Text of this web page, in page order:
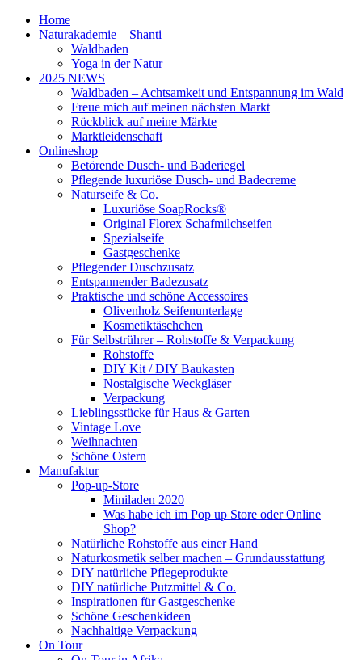
Home
Naturakademie – Shanti
Waldbaden
Yoga in der Natur
2025 NEWS
Waldbaden – Achtsamkeit und Entspannung im Wald
Freue mich auf meinen nächsten Markt
Rückblick auf meine Märkte
Marktleidenschaft
Onlineshop
Betörende Dusch- und Baderiegel
Pflegende luxuriöse Dusch- und Badecreme
Naturseife & Co.
Luxuriöse SoapRocks®
Original Florex Schafmilchseifen
Spezialseife
Gastgeschenke
Pflegender Duschzusatz
Entspannender Badezusatz
Praktische und schöne Accessoires
Olivenholz Seifenunterlage
Kosmetiktäschchen
Für Selbstrührer – Rohstoffe & Verpackung
Rohstoffe
DIY Kit / DIY Baukasten
Nostalgische Weckgläser
Verpackung
Lieblingsstücke für Haus & Garten
Vintage Love
Weihnachten
Schöne Ostern
Manufaktur
Pop-up-Store
Miniladen 2020
Was habe ich im Pop up Store oder Online
Shop?
Natürliche Rohstoffe aus einer Hand
Naturkosmetik selber machen – Grundausstattung
DIY natürliche Pflegeprodukte
DIY natürliche Putzmittel & Co.
Inspirationen für Gastgeschenke
Schöne Geschenkideen
Nachhaltige Verpackung
On Tour